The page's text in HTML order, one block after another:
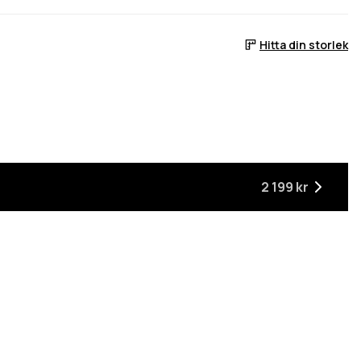
Hitta din storlek
2 199 kr